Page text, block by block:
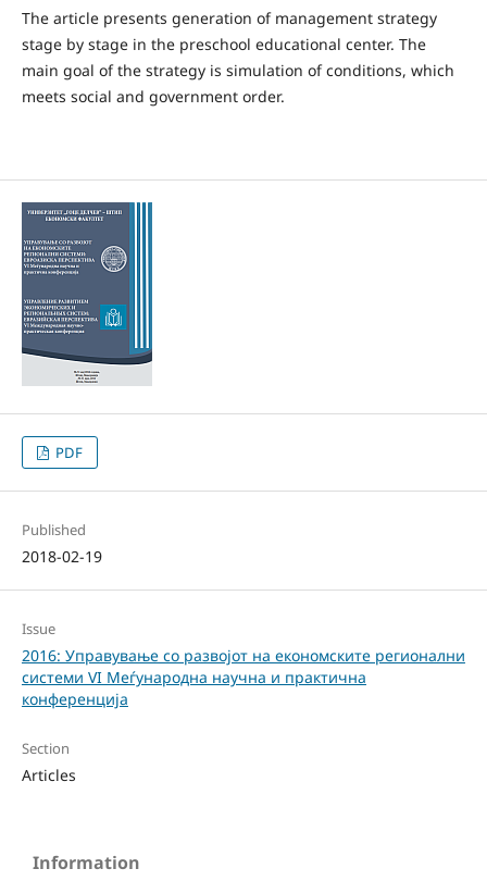
The article presents generation of management strategy
stage by stage in the preschool educational center. The
main goal of the strategy is simulation of conditions, which
meets social and government order.
PDF
Published
2018-02-19
Issue
2016: Управување со развојот на економските регионални
системи VI Меѓународна научна и практична
конференција
Section
Articles
Information